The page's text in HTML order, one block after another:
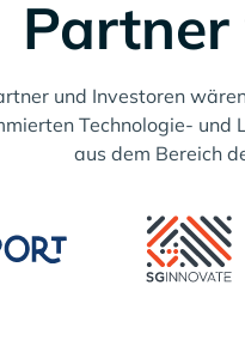
Partner
und Investoren
Technologie-
aus dem Bereich